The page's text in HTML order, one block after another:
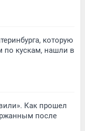
которую
по кускам, нашли в
Как прошел
после